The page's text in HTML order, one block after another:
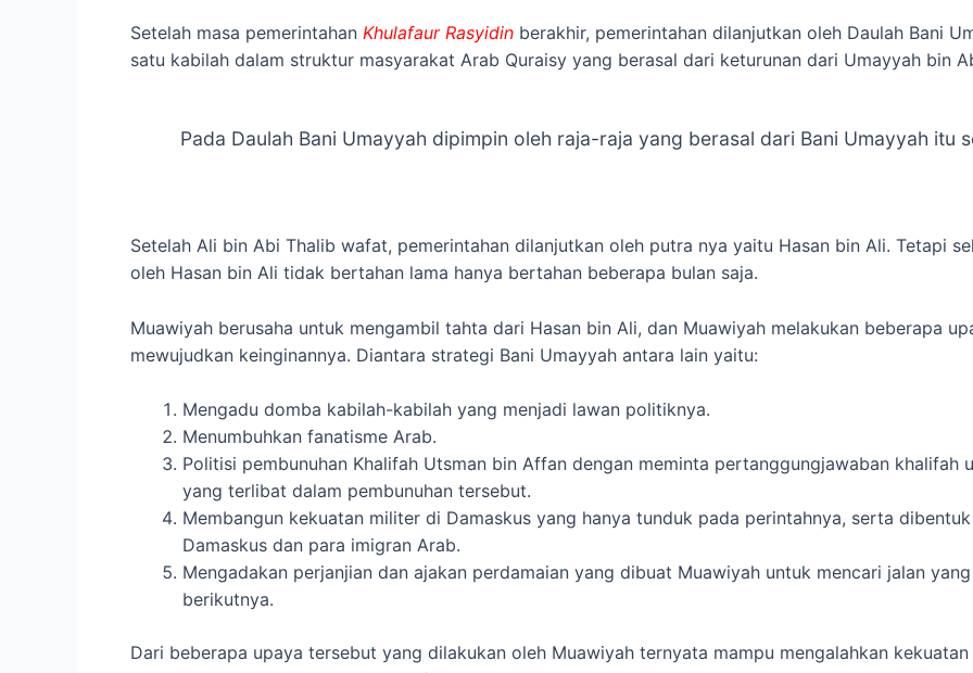
Setelah masa pemerintahan Khulafaur Rasyidin berakhir, pemerintahan dilanjutkan oleh Daulah Bani
satu kabilah dalam struktur masyarakat Arab Quraisy yang berasal dari keturunan dari Umayyah bin
Pada Daulah Bani Umayyah dipimpin oleh raja-raja yang berasal dari Bani Umayyah itu
Setelah Ali bin Abi Thalib wafat, pemerintahan dilanjutkan oleh putra nya yaitu Hasan bin Ali. Tetapi
oleh Hasan bin Ali tidak bertahan lama hanya bertahan beberapa bulan saja.
Muawiyah berusaha untuk mengambil tahta dari Hasan bin Ali, dan Muawiyah melakukan beberapa
mewujudkan keinginannya. Diantara strategi Bani Umayyah antara lain yaitu:
Mengadu domba kabilah-kabilah yang menjadi lawan politiknya.
Menumbuhkan fanatisme Arab.
Politisi pembunuhan Khalifah Utsman bin Affan dengan meminta pertanggungjawaban khalifah
yang terlibat dalam pembunuhan tersebut.
Membangun kekuatan militer di Damaskus yang hanya tunduk pada perintahnya, serta
Damaskus dan para imigran Arab.
Mengadakan perjanjian dan ajakan perdamaian yang dibuat Muawiyah untuk mencari jalan
berikutnya.
Dari beberapa upaya tersebut yang dilakukan oleh Muawiyah ternyata mampu mengalahkan